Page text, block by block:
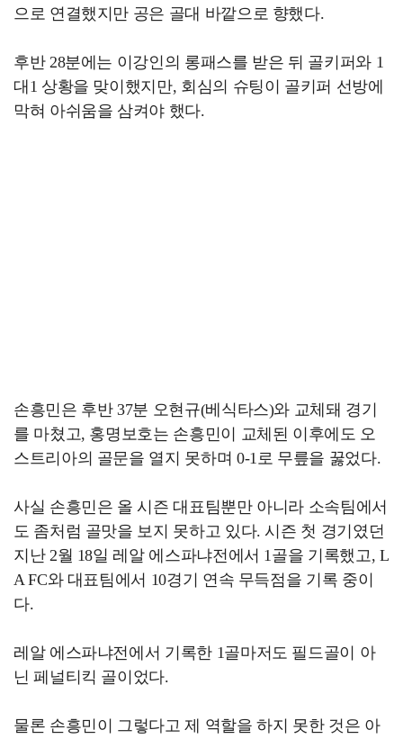
으로 연결했지만 공은 골대 바깥으로 향했다.
후반 28분에는 이강인의 롱패스를 받은 뒤 골키퍼와 1
대1 상황을 맞이했지만, 회심의 슈팅이 골키퍼 선방에
막혀 아쉬움을 삼켜야 했다.
손흥민은 후반 37분 오현규(베식타스)와 교체돼 경기
를 마쳤고, 홍명보호는 손흥민이 교체된 이후에도 오
스트리아의 골문을 열지 못하며 0-1로 무릎을 꿇었다.
사실 손흥민은 올 시즌 대표팀뿐만 아니라 소속팀에서
도 좀처럼 골맛을 보지 못하고 있다. 시즌 첫 경기였던
지난 2월 18일 레알 에스파냐전에서 1골을 기록했고, L
A FC와 대표팀에서 10경기 연속 무득점을 기록 중이
다.
레알 에스파냐전에서 기록한 1골마저도 필드골이 아
닌 페널티킥 골이었다.
물론 손흥민이 그렇다고 제 역할을 하지 못한 것은 아